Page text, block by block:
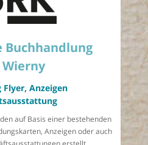
Buchhandlung
Wierny
Flyer, Anzeigen
auf Basis einer bestehenden
Anzeigen oder auch